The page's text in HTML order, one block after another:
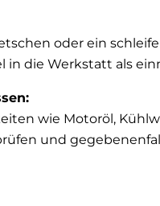
oder ein
in die Werkstatt als
wie Motoröl,
und